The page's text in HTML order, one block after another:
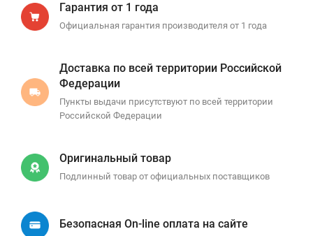
Гарантия от 1 года
Официальная гарантия производителя от 1 года
Доставка по всей территории Российской
Федерации
Пункты выдачи присутствуют по всей территории
Российской Федерации
Оригинальный товар
Подлинный товар от официальных поставщиков
Безопасная On-line оплата на сайте